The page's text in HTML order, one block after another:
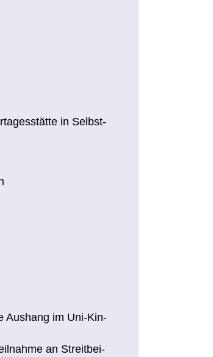
in Selbst­
Aus­hang im Uni-Kin­
an Streit­bei­